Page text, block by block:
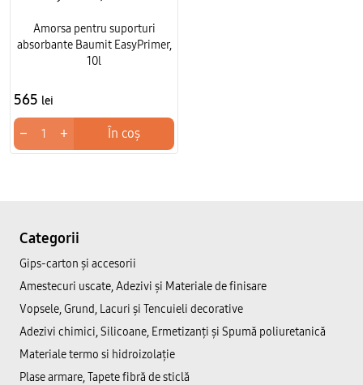
Amorsa pentru suporturi
absorbante Baumit EasyPrimer,
10l
565 lei
− + În coș
Categorii
Gips-carton și accesorii
Amestecuri uscate, Adezivi şi Materiale de finisare
Vopsele, Grund, Lacuri și Tencuieli decorative
Adezivi chimici, Silicoane, Ermetizanți și Spumă poliuretanică
Materiale termo si hidroizolație
Plase armare, Tapete fibră de sticlă